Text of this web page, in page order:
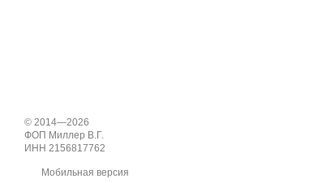
© 2014—2026
ФОП Миллер В.Г.
ИНН 2156817762
Мобильная версия